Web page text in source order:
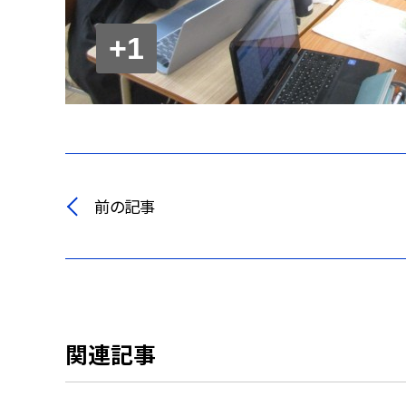
+1
前の記事
関連記事